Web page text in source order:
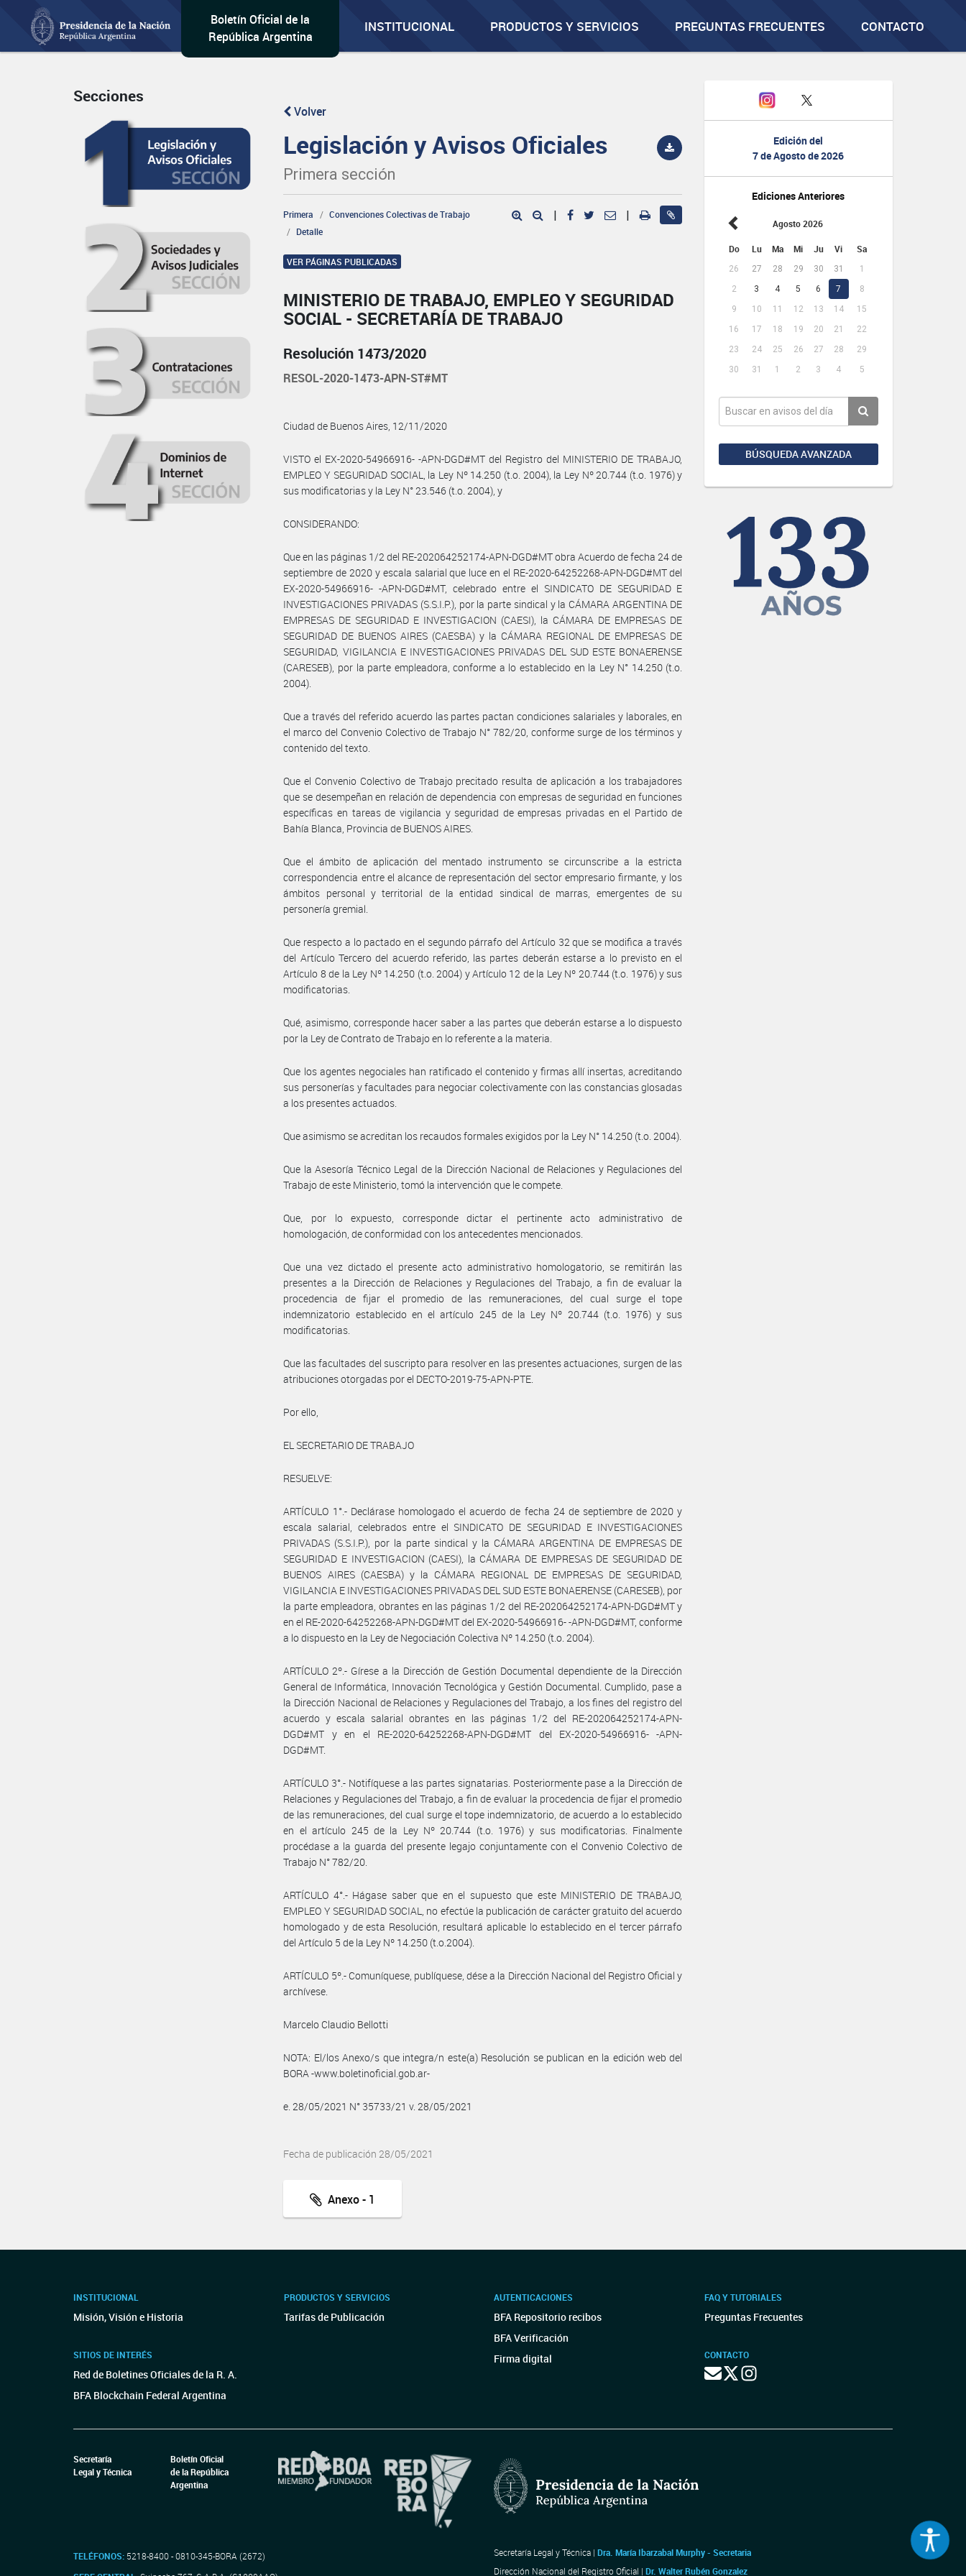
Boletín Oficial de la
República Argentina
INSTITUCIONAL PRODUCTOS Y SERVICIOS PREGUNTAS FRECUENTES CONTACTO
Edición del
7 de Agosto de 2026
Ediciones Anteriores
Agosto 2026
Do Lu Ma Mi Ju Vi Sa
26 27 28 29 30 31
1
2
3 4 5 6 7
8
9
10 11 12 13 14
15
16
17 18 19 20 21
22
23
24 25 26 27 28
29
30
31 1 2 3 4 5
BÚSQUEDA AVANZADA
Secciones
Volver
Legislación y Avisos Oficiales
Primera sección
Primera
Convenciones Colectivas de Trabajo
Detalle
| |
VER PÁGINAS PUBLICADAS
MINISTERIO DE TRABAJO, EMPLEO Y SEGURIDAD
SOCIAL - SECRETARÍA DE TRABAJO
Resolución 1473/2020
RESOL-2020-1473-APN-ST#MT
Ciudad de Buenos Aires, 12/11/2020
VISTO el EX-2020-54966916- -APN-DGD#MT del Registro del MINISTERIO DE TRABAJO,
EMPLEO Y SEGURIDAD SOCIAL, la Ley Nº 14.250 (t.o. 2004), la Ley Nº 20.744 (t.o. 1976) y
sus modificatorias y la Ley N° 23.546 (t.o. 2004), y
CONSIDERANDO:
Que en las páginas 1/2 del RE-202064252174-APN-DGD#MT obra Acuerdo de fecha 24 de
septiembre de 2020 y escala salarial que luce en el RE-2020-64252268-APN-DGD#MT del
EX-2020-54966916- -APN-DGD#MT, celebrado entre el SINDICATO DE SEGURIDAD E
INVESTIGACIONES PRIVADAS (S.S.I.P.), por la parte sindical y la CÁMARA ARGENTINA DE
EMPRESAS DE SEGURIDAD E INVESTIGACION (CAESI), la CÁMARA DE EMPRESAS DE
SEGURIDAD DE BUENOS AIRES (CAESBA) y la CÁMARA REGIONAL DE EMPRESAS DE
SEGURIDAD, VIGILANCIA E INVESTIGACIONES PRIVADAS DEL SUD ESTE BONAERENSE
(CARESEB), por la parte empleadora, conforme a lo establecido en la Ley N° 14.250 (t.o.
2004).
Que a través del referido acuerdo las partes pactan condiciones salariales y laborales, en
el marco del Convenio Colectivo de Trabajo N° 782/20, conforme surge de los términos y
contenido del texto.
Que el Convenio Colectivo de Trabajo precitado resulta de aplicación a los trabajadores
que se desempeñan en relación de dependencia con empresas de seguridad en funciones
específicas en tareas de vigilancia y seguridad de empresas privadas en el Partido de
Bahía Blanca, Provincia de BUENOS AIRES.
Que el ámbito de aplicación del mentado instrumento se circunscribe a la estricta
correspondencia entre el alcance de representación del sector empresario firmante, y los
ámbitos personal y territorial de la entidad sindical de marras, emergentes de su
personería gremial.
Que respecto a lo pactado en el segundo párrafo del Artículo 32 que se modifica a través
del Artículo Tercero del acuerdo referido, las partes deberán estarse a lo previsto en el
Artículo 8 de la Ley Nº 14.250 (t.o. 2004) y Artículo 12 de la Ley Nº 20.744 (t.o. 1976) y sus
modificatorias.
Qué, asimismo, corresponde hacer saber a las partes que deberán estarse a lo dispuesto
por la Ley de Contrato de Trabajo en lo referente a la materia.
Que los agentes negociales han ratificado el contenido y firmas allí insertas, acreditando
sus personerías y facultades para negociar colectivamente con las constancias glosadas
a los presentes actuados.
Que asimismo se acreditan los recaudos formales exigidos por la Ley N° 14.250 (t.o. 2004).
Que la Asesoría Técnico Legal de la Dirección Nacional de Relaciones y Regulaciones del
Trabajo de este Ministerio, tomó la intervención que le compete.
Que, por lo expuesto, corresponde dictar el pertinente acto administrativo de
homologación, de conformidad con los antecedentes mencionados.
Que una vez dictado el presente acto administrativo homologatorio, se remitirán las
presentes a la Dirección de Relaciones y Regulaciones del Trabajo, a fin de evaluar la
procedencia de fijar el promedio de las remuneraciones, del cual surge el tope
indemnizatorio establecido en el artículo 245 de la Ley Nº 20.744 (t.o. 1976) y sus
modificatorias.
Que las facultades del suscripto para resolver en las presentes actuaciones, surgen de las
atribuciones otorgadas por el DECTO-2019-75-APN-PTE.
Por ello,
EL SECRETARIO DE TRABAJO
RESUELVE:
ARTÍCULO 1°.- Declárase homologado el acuerdo de fecha 24 de septiembre de 2020 y
escala salarial, celebrados entre el SINDICATO DE SEGURIDAD E INVESTIGACIONES
PRIVADAS (S.S.I.P.), por la parte sindical y la CÁMARA ARGENTINA DE EMPRESAS DE
SEGURIDAD E INVESTIGACION (CAESI), la CÁMARA DE EMPRESAS DE SEGURIDAD DE
BUENOS AIRES (CAESBA) y la CÁMARA REGIONAL DE EMPRESAS DE SEGURIDAD,
VIGILANCIA E INVESTIGACIONES PRIVADAS DEL SUD ESTE BONAERENSE (CARESEB), por
la parte empleadora, obrantes en las páginas 1/2 del RE-202064252174-APN-DGD#MT y
en el RE-2020-64252268-APN-DGD#MT del EX-2020-54966916- -APN-DGD#MT, conforme
a lo dispuesto en la Ley de Negociación Colectiva Nº 14.250 (t.o. 2004).
ARTÍCULO 2º.- Gírese a la Dirección de Gestión Documental dependiente de la Dirección
General de Informática, Innovación Tecnológica y Gestión Documental. Cumplido, pase a
la Dirección Nacional de Relaciones y Regulaciones del Trabajo, a los fines del registro del
acuerdo y escala salarial obrantes en las páginas 1/2 del RE-202064252174-APN-
DGD#MT y en el RE-2020-64252268-APN-DGD#MT del EX-2020-54966916- -APN-
DGD#MT.
ARTÍCULO 3°.- Notifíquese a las partes signatarias. Posteriormente pase a la Dirección de
Relaciones y Regulaciones del Trabajo, a fin de evaluar la procedencia de fijar el promedio
de las remuneraciones, del cual surge el tope indemnizatorio, de acuerdo a lo establecido
en el artículo 245 de la Ley Nº 20.744 (t.o. 1976) y sus modificatorias. Finalmente
procédase a la guarda del presente legajo conjuntamente con el Convenio Colectivo de
Trabajo N° 782/20.
ARTÍCULO 4°.- Hágase saber que en el supuesto que este MINISTERIO DE TRABAJO,
EMPLEO Y SEGURIDAD SOCIAL, no efectúe la publicación de carácter gratuito del acuerdo
homologado y de esta Resolución, resultará aplicable lo establecido en el tercer párrafo
del Artículo 5 de la Ley Nº 14.250 (t.o.2004).
ARTÍCULO 5º.- Comuníquese, publíquese, dése a la Dirección Nacional del Registro Oficial y
archívese.
Marcelo Claudio Bellotti
NOTA: El/los Anexo/s que integra/n este(a) Resolución se publican en la edición web del
BORA -www.boletinoficial.gob.ar-
e. 28/05/2021 N° 35733/21 v. 28/05/2021
Fecha de publicación 28/05/2021
Anexo - 1
INSTITUCIONAL
Misión, Visión e Historia
SITIOS DE INTERÉS
Red de Boletines Oficiales de la R. A.
BFA Blockchain Federal Argentina
PRODUCTOS Y SERVICIOS
Tarifas de Publicación
AUTENTICACIONES
BFA Repositorio recibos
BFA Verificación
Firma digital
FAQ Y TUTORIALES
Preguntas Frecuentes
CONTACTO
Secretaría
Legal y Técnica
Boletín Oficial
de la República
Argentina
TELÉFONOS: 5218-8400 - 0810-345-BORA (2672)
Secretaría Legal y Técnica | Dra. María Ibarzabal Murphy - Secretaria
Dirección Nacional del Registro Oficial | Dr. Walter Rubén Gonzalez